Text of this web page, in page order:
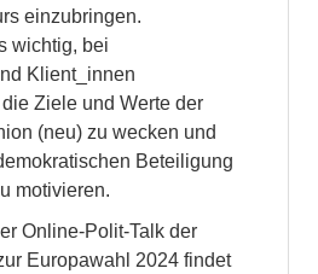
einzubringen.
wichtig, bei
Klient_innen
Ziele und Werte der
(neu) zu wecken und
Beteiligung
motivieren.
Online-Polit-Talk der
Europawahl 2024 findet